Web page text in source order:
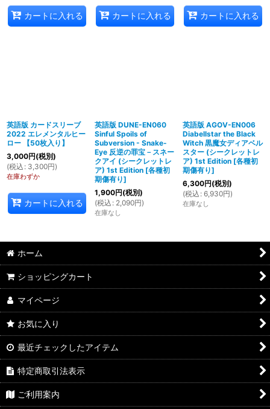
カートに入れる カートに入れる カートに入れる
英語版 カードスリーブ
2022 エレメンタルヒー
ロー 【50枚入り】
3,000円(税別)
(税込 : 3,300円)
在庫わずか
カートに入れる
英語版 DUNE-EN060
Sinful Spoils of
Subversion - Snake-
Eye 反逆の罪宝－スネー
クアイ (シークレットレ
ア) 1st Edition [各種初
期傷有り]
1,900円(税別)
(税込 : 2,090円)
在庫なし
英語版 AGOV-EN006
Diabellstar the Black
Witch 黒魔女ディアベル
スター (シークレットレ
ア) 1st Edition [各種初
期傷有り]
6,300円(税別)
(税込 : 6,930円)
在庫なし
ホーム
ショッピングカート
マイページ
お気に入り
最近チェックしたアイテム
特定商取引法表示
ご利用案内